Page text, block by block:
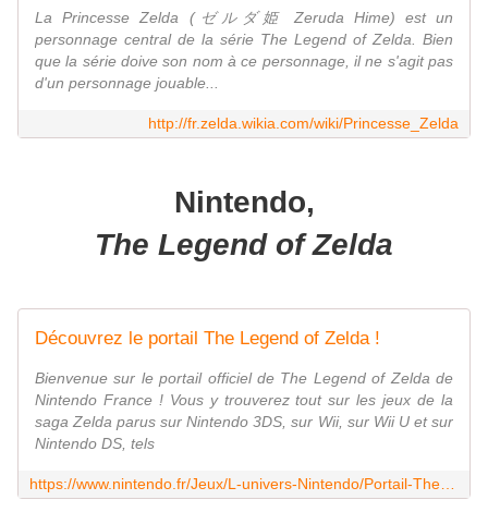
La Princesse Zelda (ゼルダ姫 Zeruda Hime) est un
personnage central de la série The Legend of Zelda. Bien
que la série doive son nom à ce personnage, il ne s'agit pas
d'un personnage jouable...
http://fr.zelda.wikia.com/wiki/Princesse_Zelda
Nintendo,
The Legend of Zelda
Découvrez le portail The Legend of Zelda !
Bienvenue sur le portail officiel de The Legend of Zelda de
Nintendo France ! Vous y trouverez tout sur les jeux de la
saga Zelda parus sur Nintendo 3DS, sur Wii, sur Wii U et sur
Nintendo DS, tels